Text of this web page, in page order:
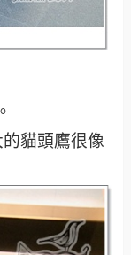
貓頭鷹很像